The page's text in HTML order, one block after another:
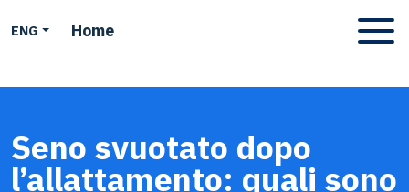
ENG Home
Seno svuotato dopo
l’allattamento: quali sono